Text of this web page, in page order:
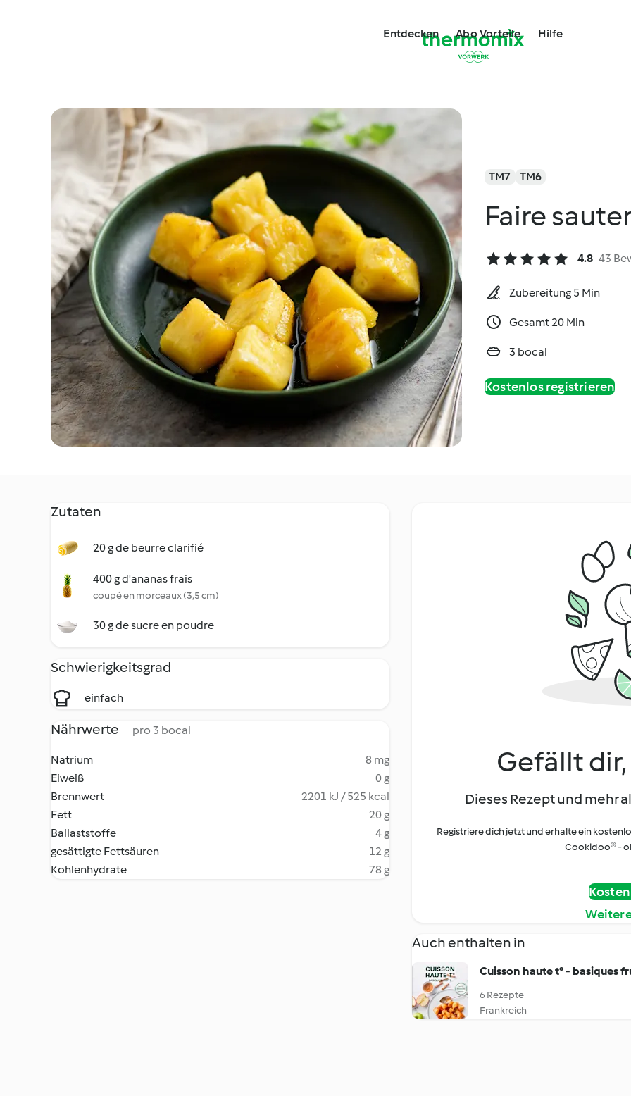
Entdecken Abo Vorteile Hilfe
TM7 TM6
Faire
4.8 43
Zubereitung 5 Min
Gesamt 20 Min
3 bocal
Kostenlos registrieren
Zutaten
20 g de beurre clarifié
400 g d'ananas frais
coupé en morceaux (3,5 cm)
30 g de sucre en poudre
Schwierigkeitsgrad
einfach
Nährwerte pro 3 bocal
Natrium
8 mg
Eiweiß
0 g
Brennwert
2201 kJ / 525 kcal
Fett
20 g
Ballaststoffe
4 g
gesättigte Fettsäuren
12 g
Kohlenhydrate
78 g
Gefällt
Dieses Rezept und mehr
Registriere dich jetzt und erhalte ein
Cookidoo® -
Auch enthalten in
Cuisson haute t° - basiques
6 Rezepte
Frankreich